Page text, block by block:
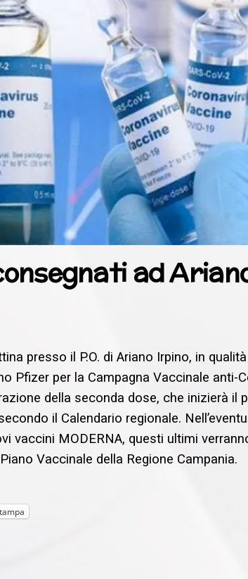
ad
presso il P.O. di Ariano Irpino, in
Pfizer per la Campagna Vaccinale anti-
della seconda dose, che inizierà il
il Calendario regionale.
vaccini MODERNA, questi ultimi
Vaccinale della Regione Campania.